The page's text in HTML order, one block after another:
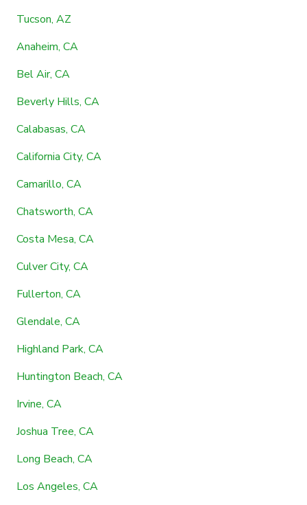
Tucson, AZ
Anaheim, CA
Bel Air, CA
Beverly Hills, CA
Calabasas, CA
California City, CA
Camarillo, CA
Chatsworth, CA
Costa Mesa, CA
Culver City, CA
Fullerton, CA
Glendale, CA
Highland Park, CA
Huntington Beach, CA
Irvine, CA
Joshua Tree, CA
Long Beach, CA
Los Angeles, CA